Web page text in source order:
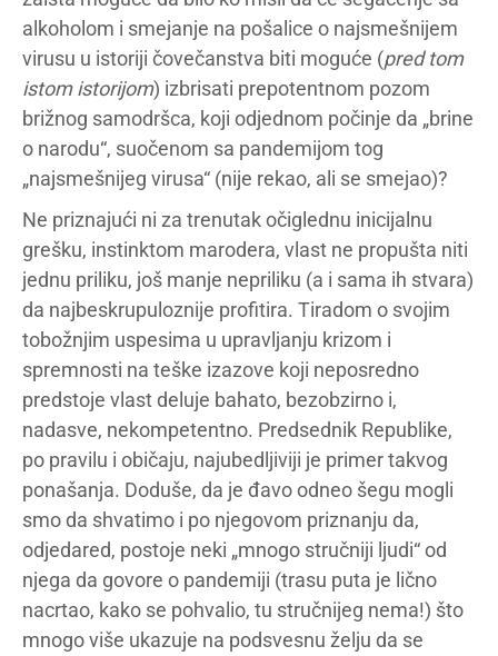
alkoholom i smejanje na pošalice o najsmešnijem
virusu u istoriji čovečanstva biti moguće (pred tom
istom istorijom) izbrisati prepotentnom pozom
brižnog samodršca, koji odjednom počinje da „brine
o narodu“, suočenom sa pandemijom tog
„najsmešnijeg virusa“ (nije rekao, ali se smejao)?
Ne priznajući ni za trenutak očiglednu inicijalnu
grešku, instinktom marodera, vlast ne propušta niti
jednu priliku, još manje nepriliku (a i sama ih stvara)
da najbeskrupuloznije profitira. Tiradom o svojim
tobožnjim uspesima u upravljanju krizom i
spremnosti na teške izazove koji neposredno
predstoje vlast deluje bahato, bezobzirno i,
nadasve, nekompetentno. Predsednik Republike,
po pravilu i običaju, najubedljiviji je primer takvog
ponašanja. Doduše, da je đavo odneo šegu mogli
smo da shvatimo i po njegovom priznanju da,
odjedared, postoje neki „mnogo stručniji ljudi“ od
njega da govore o pandemiji (trasu puta je lično
nacrtao, kako se pohvalio, tu stručnijeg nema!) što
mnogo više ukazuje na podsvesnu želju da se